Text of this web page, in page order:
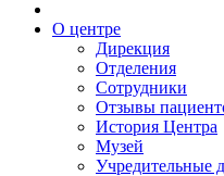
О центре
Дирекция
Отделения
Сотрудники
Отзывы
История Центра
Музей
Учредительные